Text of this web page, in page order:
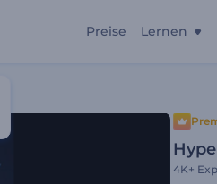
Preise Lernen
4K+